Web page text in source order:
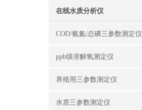
在线水质分析仪
COD/氨氮/总磷三参数测定仪
ppb级溶解氧测定仪
养殖用三参数测定仪
水质三参数测定仪